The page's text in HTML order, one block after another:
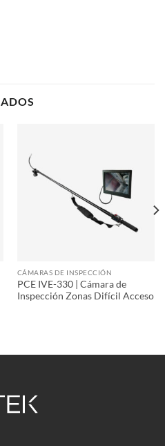
CÁMARAS DE INSPECCIÓN
PCE IVE-330 | Cámara de
Inspección Zonas Difícil Acceso